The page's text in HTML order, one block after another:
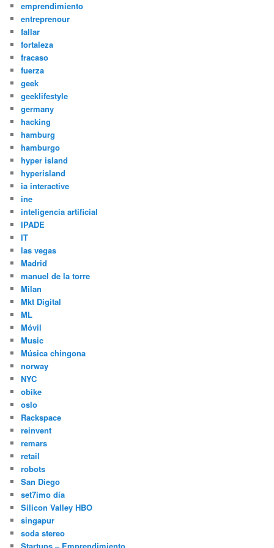
emprendimiento
entreprenour
fallar
fortaleza
fracaso
fuerza
geek
geeklifestyle
germany
hacking
hamburg
hamburgo
hyper island
hyperisland
ia interactive
ine
inteligencia artificial
IPADE
IT
las vegas
Madrid
manuel de la torre
Milan
Mkt Digital
ML
Móvil
Music
Música chingona
norway
NYC
obike
oslo
Rackspace
reinvent
remars
retail
robots
San Diego
set7imo día
Silicon Valley HBO
singapur
soda stereo